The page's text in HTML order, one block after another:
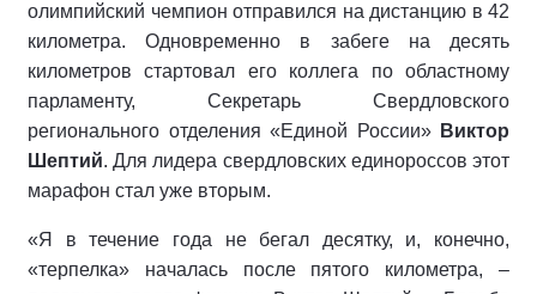
олимпийский чемпион отправился на дистанцию в 42
километра. Одновременно в забеге на десять
километров стартовал его коллега по областному
парламенту, Секретарь Свердловского
регионального отделения «Единой России» Виктор
Шептий. Для лидера свердловских единороссов этот
марафон стал уже вторым.
«Я в течение года не бегал десятку, и, конечно,
«терпелка» началась после пятого километра, –